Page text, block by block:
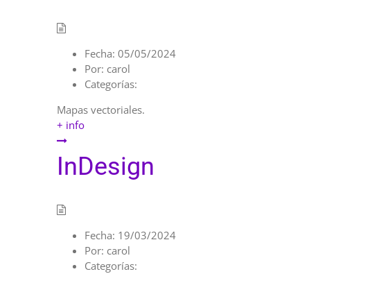
Fecha: 05/05/2024
Por: carol
Categorías:
Mapas vectoriales.
+ info
InDesign
Fecha: 19/03/2024
Por: carol
Categorías: